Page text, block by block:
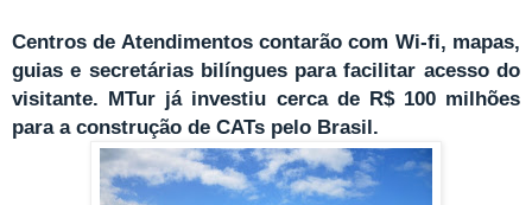
Centros de Atendimentos contarão com Wi-fi, mapas,
guias e secretárias bilíngues para facilitar acesso do
visitante. MTur já investiu cerca de R$ 100 milhões
para a construção de CATs pelo Brasil.